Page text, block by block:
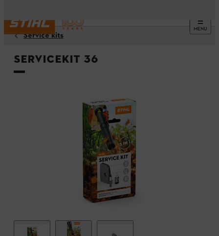
MENU
Service kits
Servicekit 36